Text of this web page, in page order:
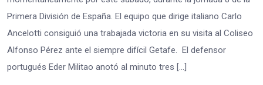
Primera División de España. El equipo que dirige italiano Carlo
Ancelotti consiguió una trabajada victoria en su visita al Coliseo
Alfonso Pérez ante el siempre difícil Getafe. El defensor
portugués Eder Militao anotó al minuto tres […]